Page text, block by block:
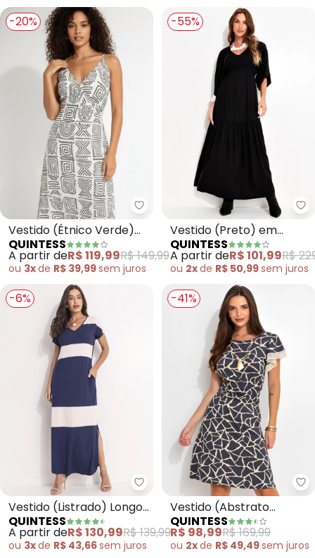
-20%
Quintess - Vestido (Étnico
Vestido (Étnico Verde)
em Malha de Viscose
QUINTESS
A partir deR$ 119,99R$ 149,99
ou 3xde R$ 39,99sem juros
-55%
Vestido (Preto) em
Viscose Plana Sarjada
QUINTESS
A partir deR$ 101,99R$
ou 2xde R$ 50,99sem juros
-6%
Quintess - Vestido (Listrado)
Vestido (Listrado) Longo
Soltinho com Fenda
QUINTESS
A partir deR$ 130,99R$ 139,99
ou 3xde R$ 43,66sem juros
-41%
Vestido (Abstrato
Bicolor) em Malha de
Viscose
QUINTESS
R$ 98,99R$ 169,99
ou 2xde R$ 49,49sem juros